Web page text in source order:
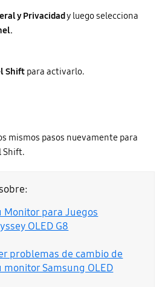
y Privacidad y luego selecciona
Shift para activarlo.
mismos pasos nuevamente para
Shift.
Monitor para Juegos
OLED G8
problemas de cambio de
Samsung OLED